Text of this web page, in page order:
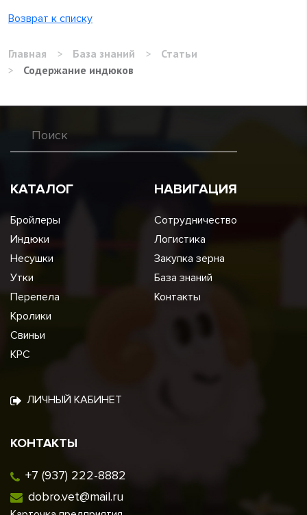
Возврат к списку
Главная > База знаний >
Статьи
>
Содержание индюков
КАТАЛОГ
Бройлеры
Индюки
Несушки
Утки
Перепела
Кролики
Свиньи
КРС
НАВИГАЦИЯ
Сотрудничество
Логистика
Закупка зерна
База знаний
Контакты
ЛИЧНЫЙ КАБИНЕТ
КОНТАКТЫ
+7 (937) 222-8882
dobro.vet@mail.ru